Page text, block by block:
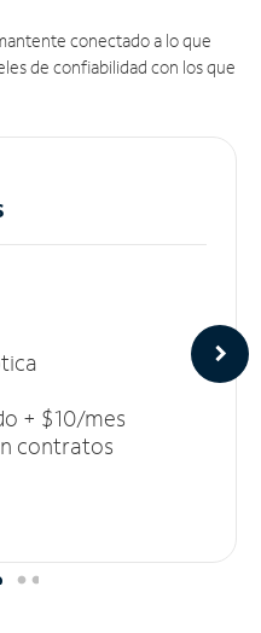
conectado a lo que
de confiabilidad con los que
+ $10/mes
contratos